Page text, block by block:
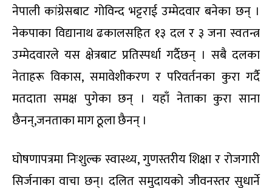
नेपाली कांग्रेसबाट गोविन्द भट्टराई उम्मेदवार बनेका छन् ।
नेकपाका विद्यानाथ ढकालसहित १३ दल र ३ जना स्वतन्त्र
उम्मेदवारले यस क्षेत्रबाट प्रतिस्पर्धा गर्दैछन् । सबै दलका
नेताहरू विकास, समावेशीकरण र परिवर्तनका कुरा गर्दै
मतदाता समक्ष पुगेका छन् । यहाँ नेताका कुरा साना
छैनन्,जनताका माग ठूला छैनन् ।
घोषणापत्रमा निःशुल्क स्वास्थ्य, गुणस्तरीय शिक्षा र रोजगारी
सिर्जनाका वाचा छन्। दलित समुदायको जीवनस्तर सुधार्ने